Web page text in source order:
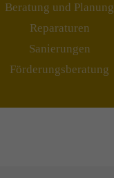
Beratung und Planung
Reparaturen
Sanierungen
Förderungsberatung